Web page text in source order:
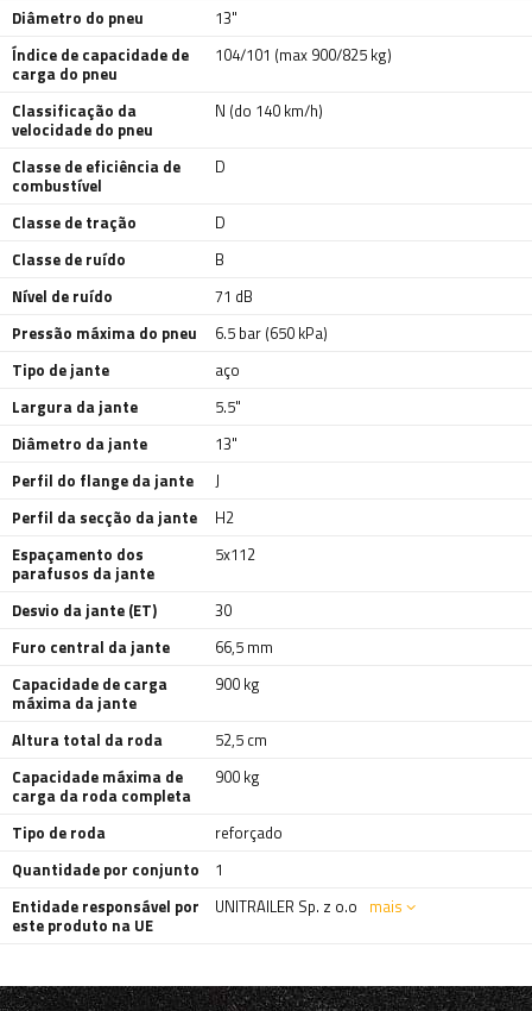
Diâmetro do pneu
13"
Índice de capacidade de
carga do pneu
104/101 (max 900/825 kg)
Classificação da
velocidade do pneu
N (do 140 km/h)
Classe de eficiência de
combustível
D
Classe de tração
D
Classe de ruído
B
Nível de ruído
71 dB
Pressão máxima do pneu
6.5 bar (650 kPa)
Tipo de jante
aço
Largura da jante
5.5"
Diâmetro da jante
13"
Perfil do flange da jante
J
Perfil da secção da jante
H2
Espaçamento dos
parafusos da jante
5x112
Desvio da jante (ET)
30
Furo central da jante
66,5 mm
Capacidade de carga
máxima da jante
900 kg
Altura total da roda
52,5 cm
Capacidade máxima de
carga da roda completa
900 kg
Tipo de roda
reforçado
Quantidade por conjunto
1
Entidade responsável por
este produto na UE
UNITRAILER Sp. z o.o mais